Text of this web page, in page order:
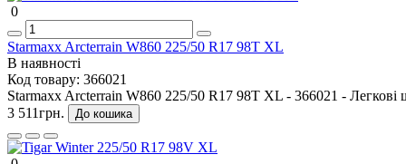
0
Starmaxx Arcterrain W860 225/50 R17 98T XL
В наявності
Код товару: 366021
Starmaxx Arcterrain W860 225/50 R17 98T XL - 366021 - Легкові
3 511грн.
До кошика